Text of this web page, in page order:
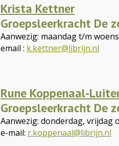
Krista Kettner
Groepsleerkracht De
Aanwezig: maandag t/m
email : k.kettner@librijn.nl
Rune Koppenaal-
Groepsleerkracht De
Aanwezig: donderdag, vrijdag
e-mail: r.koppenaal@librijn.nl